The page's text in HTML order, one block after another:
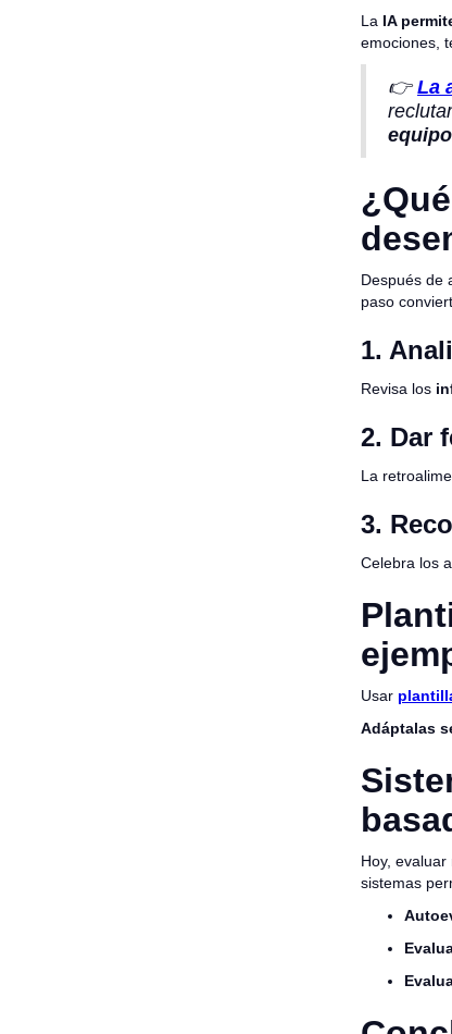
La IA
emociones,
👉La
equipo
Después de
paso
1.
Revisa los
2. Dar
La
3.
Celebra los
Usar
Adáptalas
Hoy,
sistemas